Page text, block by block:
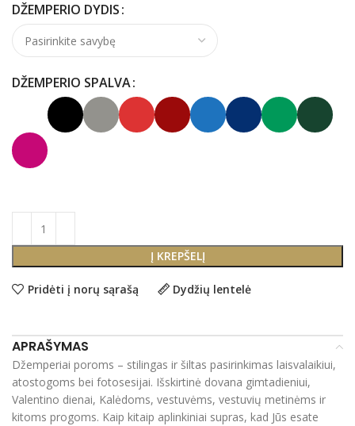
DŽEMPERIO DYDIS
DŽEMPERIO SPALVA
Į KREPŠELĮ
Pridėti į norų sąrašą Dydžių lentelė
APRAŠYMAS
Džemperiai poroms – stilingas ir šiltas pasirinkimas laisvalaikiui,
atostogoms bei fotosesijai. Išskirtinė dovana gimtadieniui,
Valentino dienai, Kalėdoms, vestuvėms, vestuvių metinėms ir
kitoms progoms. Kaip kitaip aplinkiniai supras, kad Jūs esate